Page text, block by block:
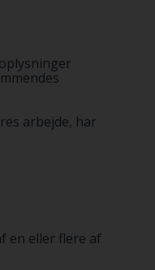
arbejde, har
en eller flere af